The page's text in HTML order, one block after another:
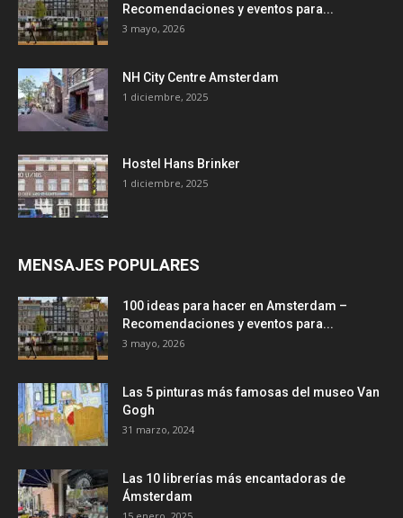
Recomendaciones y eventos para...
3 mayo, 2026
NH City Centre Amsterdam
1 diciembre, 2025
Hostel Hans Brinker
1 diciembre, 2025
MENSAJES POPULARES
100 ideas para hacer en Amsterdam –
Recomendaciones y eventos para...
3 mayo, 2026
Las 5 pinturas más famosas del museo Van
Gogh
31 marzo, 2024
Las 10 librerías más encantadoras de
Ámsterdam